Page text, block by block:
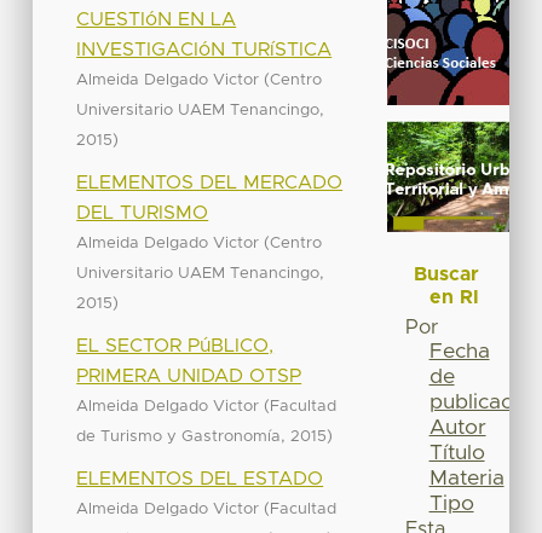
CUESTIóN EN LA
INVESTIGACIóN TURíSTICA
Almeida Delgado Victor (Centro
Universitario UAEM Tenancingo,
2015)
ELEMENTOS DEL MERCADO
DEL TURISMO
Almeida Delgado Victor (Centro
Universitario UAEM Tenancingo,
2015)
EL SECTOR PúBLICO,
PRIMERA UNIDAD OTSP
Almeida Delgado Victor ( Facultad
de Turismo y Gastronomía, 2015)
ELEMENTOS DEL ESTADO
Almeida Delgado Victor ( Facultad
Buscar
en RI
Por
Fecha
de
publicación
Autor
Título
Materia
Tipo